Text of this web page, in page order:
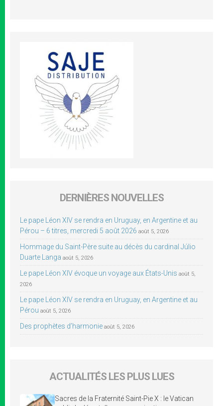
DERNIÈRES NOUVELLES
Le pape Léon XIV se rendra en Uruguay, en Argentine et au
Pérou – 6 titres, mercredi 5 août 2026 août 5, 2026
Hommage du Saint-Père suite au décès du cardinal Júlio
Duarte Langa août 5, 2026
Le pape Léon XIV évoque un voyage aux États-Unis août 5,
2026
Le pape Léon XIV se rendra en Uruguay, en Argentine et au
Pérou août 5, 2026
Des prophètes d’harmonie août 5, 2026
ACTUALITÉS LES PLUS LUES
Sacres de la Fraternité Saint-Pie X : le Vatican